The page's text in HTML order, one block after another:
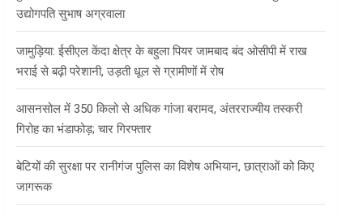
उद्योगपति सुभाष अग्रवाला
जामुड़िया: ईसीएल केंदा क्षेत्र के बहुला पियर जामबाद बंद ओसीपी में राख
भराई से बढ़ी परेशानी, उड़ती धूल से ग्रामीणों में रोष
आसनसोल में 350 किलो से अधिक गांजा बरामद, अंतरराज्यीय तस्करी
गिरोह का भंडाफोड़; चार गिरफ्तार
बेटियों की सुरक्षा पर रानीगंज पुलिस का विशेष अभियान, छात्राओं को किए
जागरूक